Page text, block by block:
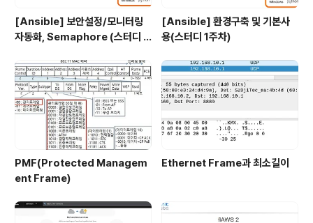
[Ansible] 보안설정/모니터링
자동화, Semaphore (스터디 4
[Ansible] 환경구축 및 기본사
용(스터디 1주차)
PMF(Protected Managem
ent Frame)
Ethernet Frame과 최소길이